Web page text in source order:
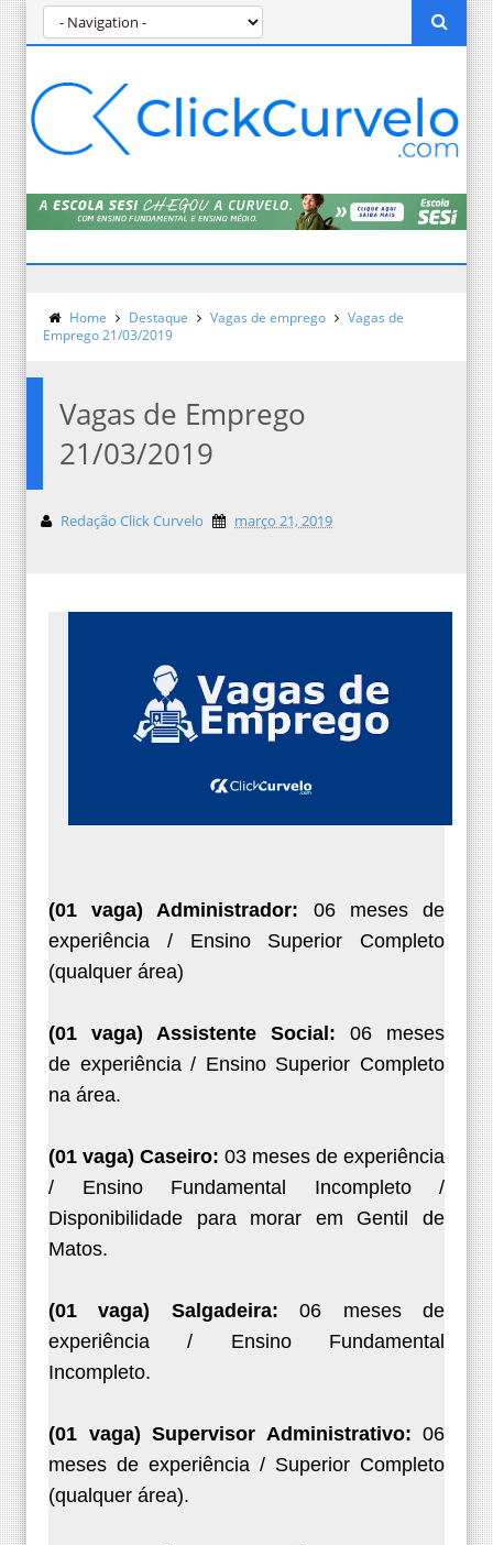
Home Destaque Vagas de emprego
Vagas de
Emprego 21/03/2019
Vagas de Emprego
21/03/2019
Redação Click Curvelo março 21, 2019
(01 vaga) Administrador: 06 meses de
experiência / Ensino Superior Completo
(qualquer área)
(01 vaga) Assistente Social: 06 meses
de experiência / Ensino Superior Completo
na área.
(01 vaga) Caseiro: 03 meses de experiência
/ Ensino Fundamental Incompleto /
Disponibilidade para morar em Gentil de
Matos.
(01 vaga) Salgadeira:06 meses de
experiência / Ensino Fundamental
Incompleto.
(01 vaga) Supervisor Administrativo: 06
meses de experiência / Superior Completo
(qualquer área).